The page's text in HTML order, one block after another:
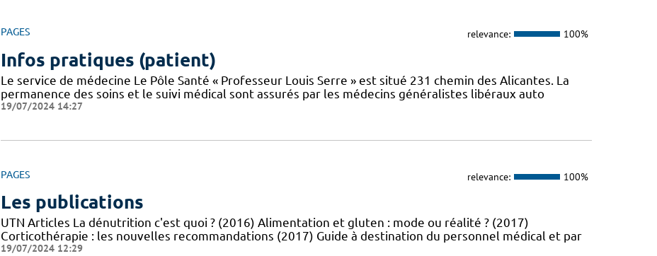
PAGES relevance: 100%
Infos pratiques (patient)
Le service de médecine Le Pôle Santé « Professeur Louis Serre » est situé 231 chemin des Alicantes. La
permanence des soins et le suivi médical sont assurés par les médecins généralistes libéraux auto
19/07/2024 14:27
PAGES relevance: 100%
Les publications
UTN Articles La dénutrition c'est quoi ? (2016) Alimentation et gluten : mode ou réalité ? (2017)
Corticothérapie : les nouvelles recommandations (2017) Guide à destination du personnel médical et par
19/07/2024 12:29